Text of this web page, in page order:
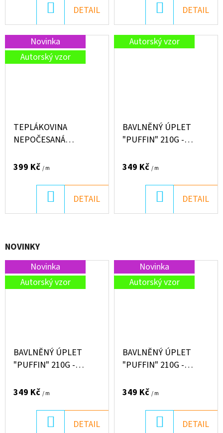
KOŠÍKU
DETAIL
KOŠÍKU
DETAIL
Novinka
Autorský vzor
TEPLÁKOVINA
NEPOČESANÁ
VYSMÁTÉ KVĚTINKY
399 Kč / m
KOŠÍKU
DETAIL
Autorský vzor
BAVLNĚNÝ ÚPLET
"PUFFIN" 210G -
349 Kč / m
KOŠÍKU
DETAIL
NOVINKY
Novinka
Autorský vzor
BAVLNĚNÝ ÚPLET
"PUFFIN" 210G -
349 Kč / m
DETAIL
Novinka
Autorský vzor
BAVLNĚNÝ ÚPLET
"PUFFIN" 210G -
349 Kč / m
DETAIL